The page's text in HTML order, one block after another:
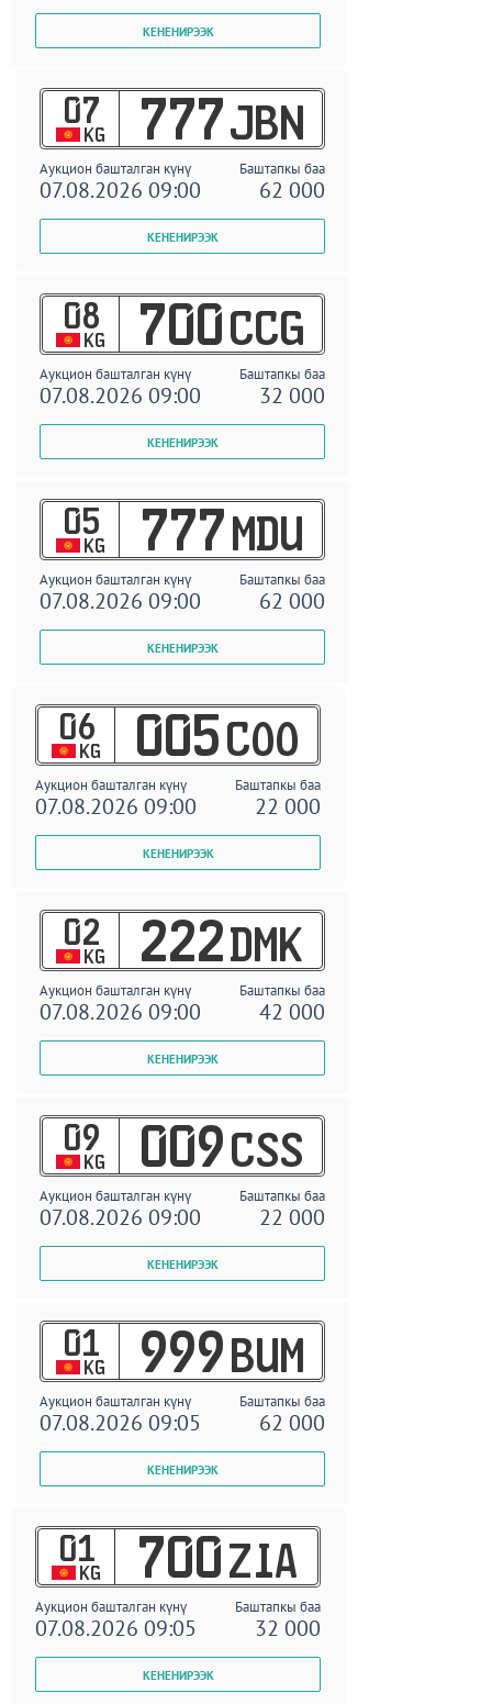
07
KG 777 JBN
Аукцион башталган күнү Баштапкы баа
07.08.2026 09:00 62 000
08
KG 700 CCG
Аукцион башталган күнү Баштапкы баа
07.08.2026 09:00 32 000
05
KG 777 MDU
Аукцион башталган күнү Баштапкы баа
07.08.2026 09:00 62 000
06
KG 005 COO
Аукцион башталган күнү Баштапкы баа
07.08.2026 09:00 22 000
02
KG 222 DMK
Аукцион башталган күнү Баштапкы баа
07.08.2026 09:00 42 000
09
KG 009 CSS
Аукцион башталган күнү Баштапкы баа
07.08.2026 09:00 22 000
01
KG 999 BUM
Аукцион башталган күнү Баштапкы баа
07.08.2026 09:05 62 000
01
KG 700 ZIA
Аукцион башталган күнү Баштапкы баа
07.08.2026 09:05 32 000